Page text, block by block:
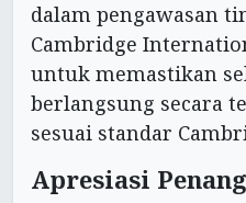
dalam pengawasan
Cambridge
untuk memastikan
berlangsung secara
sesuai standar
Apresiasi